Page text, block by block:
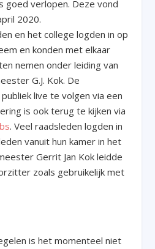
goed verlopen. Deze vond
2020.
en het college logden in op
en konden met elkaar
nemen onder leiding van
G.J. Kok. De
live te volgen via een
is ook terug te kijken via
. Veel raadsleden logden in
vanuit hun kamer in het
Gerrit Jan Kok leidde
zoals gebruikelijk met
is het momenteel niet